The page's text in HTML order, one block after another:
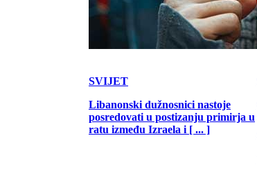
SVIJET
Libanonski dužnosnici nastoje
posredovati u postizanju primirja u
ratu između Izraela i [ ... ]